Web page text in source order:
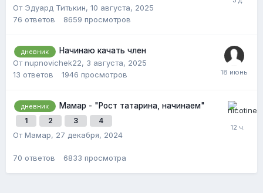
От Эдуард Титькин, 10 августа, 2025
76 ответов 8659 просмотров
дневник
Начинаю качать член
От nupnovichek22, 3 августа, 2025
13 ответов 1946 просмотров
дневник Мамар - "Рост татарина, начинаем"
1 2 3 4
От Мамар, 27 декабря, 2024
70 ответов 6833 просмотра